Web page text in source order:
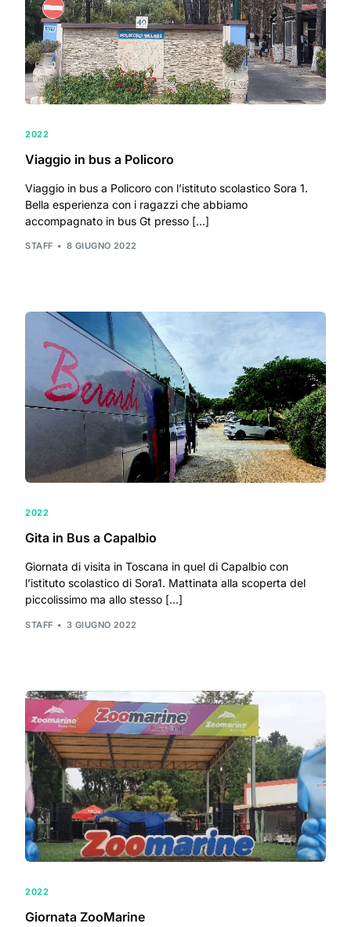
2022
Viaggio in bus a Policoro
Viaggio in bus a Policoro con l’istituto scolastico Sora 1.
Bella esperienza con i ragazzi che abbiamo
accompagnato in bus Gt presso […]
STAFF 8 GIUGNO 2022
2022
Gita in Bus a Capalbio
Giornata di visita in Toscana in quel di Capalbio con
l’istituto scolastico di Sora1. Mattinata alla scoperta del
piccolissimo ma allo stesso […]
STAFF 3 GIUGNO 2022
2022
Giornata ZooMarine